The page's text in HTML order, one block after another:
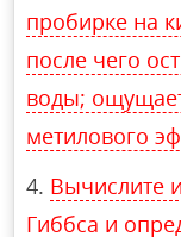
пробирке на
после чего
воды;
метилового
Вычислите
Гиббса и